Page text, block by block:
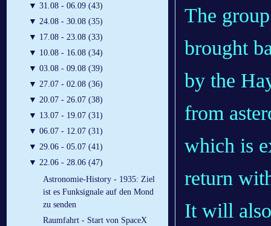
▼ 31.08 - 06.09 (43)
▼ 24.08 - 30.08 (35)
▼ 17.08 - 23.08 (33)
▼ 10.08 - 16.08 (34)
▼ 03.08 - 09.08 (39)
▼ 27.07 - 02.08 (36)
▼ 20.07 - 26.07 (38)
▼ 13.07 - 19.07 (31)
▼ 06.07 - 12.07 (31)
▼ 29.06 - 05.07 (41)
▼ 22.06 - 28.06 (47)
Astronomie-History - 1935: Ziel
ist es Funksignale auf den Mond
zu senden
Raumfahrt - Start von SpaceX
The
brought
by the
from
which is
return
It will